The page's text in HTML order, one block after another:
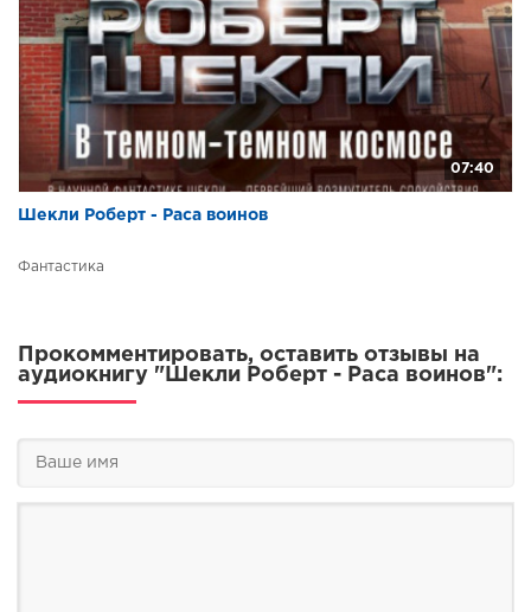
07:40
Шекли Роберт - Раса воинов
Фантастика
Прокомментировать, оставить отзывы на
аудиокнигу "Шекли Роберт - Раса воинов":